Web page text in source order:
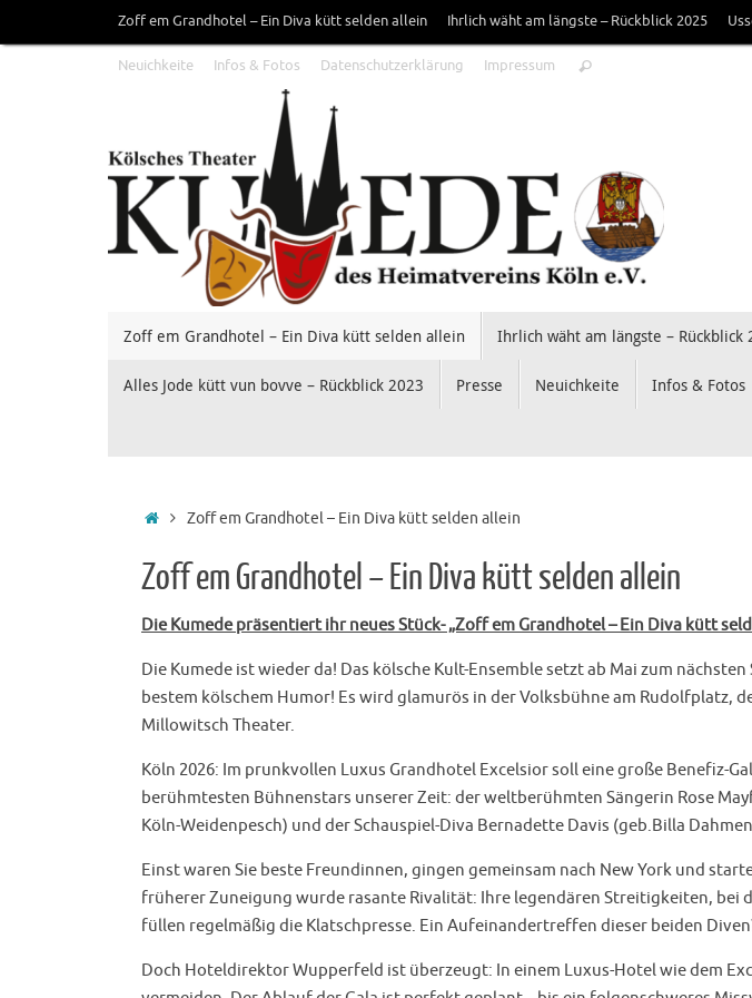
Inhalt
Zoff em Grandhotel – Ein Diva kütt selden allein Ihrlich wäht am längste – Rückblick 2025
Neuichkeite Infos & Fotos Datenschutzerklärung Impressum Suchen
Inhalt
Zoff em Grandhotel – Ein Diva kütt selden allein Ihrlich wäht am längste – Rückblick
Alles Jode kütt vun bovve – Rückblick 2023 Presse Neuichkeite Infos & Fotos
Startseite
Zoff em Grandhotel – Ein Diva kütt selden allein
Zoff em Grandhotel – Ein Diva kütt selden allein
Die Kumede präsentiert ihr neues Stück- „Zoff em Grandhotel – Ein Diva kütt
Die Kumede ist wieder da! Das kölsche Kult-Ensemble setzt ab Mai zum
bestem kölschem Humor! Es wird glamurös in der Volksbühne am Rudolfplatz,
Millowitsch Theater.
Köln 2026: Im prunkvollen Luxus Grandhotel Excelsior soll eine große Benefiz-
berühmtesten Bühnenstars unserer Zeit: der weltberühmten Sängerin Rose
Köln-Weidenpesch) und der Schauspiel-Diva Bernadette Davis (geb.Billa
Einst waren Sie beste Freundinnen, gingen gemeinsam nach New York und
früherer Zuneigung wurde rasante Rivalität: Ihre legendären Streitigkeiten, bei
füllen regelmäßig die Klatschpresse. Ein Aufeinandertreffen dieser beiden
Doch Hoteldirektor Wupperfeld ist überzeugt: In einem Luxus-Hotel wie dem